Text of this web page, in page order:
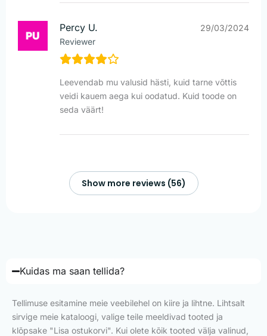
Percy U.
Reviewer
29/03/2024
Leevendab mu valusid hästi, kuid tarne võttis
veidi kauem aega kui oodatud. Kuid toode on
seda väärt!
Show more reviews (56)
Kuidas ma saan tellida?
Tellimuse esitamine meie veebilehel on kiire ja lihtne. Lihtsalt
sirvige meie kataloogi, valige teile meeldivad tooted ja
klõpsake "Lisa ostukorvi". Kui olete kõik tooted välja valinud,